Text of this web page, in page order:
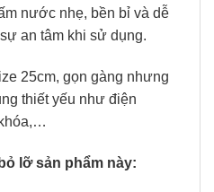
nước nhẹ, bền bỉ và dễ
an tâm khi sử dụng.
25cm, gọn gàng nhưng
thiết yếu như điện
lỡ sản phẩm này: